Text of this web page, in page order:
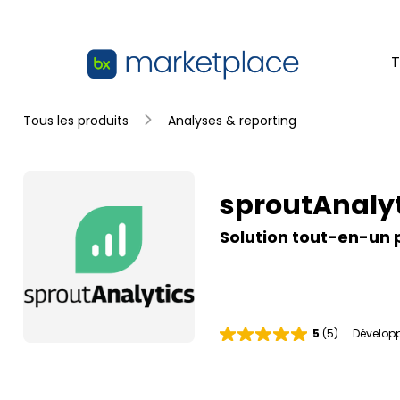
Tous les produits Analyses & reporting
Solution tout-en-un
5 (5)
É